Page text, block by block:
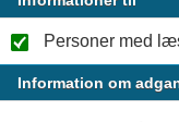
Personer med
Information om